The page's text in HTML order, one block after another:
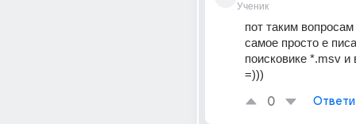
Ученик
пот таким
самое просто е
поисковике *.msv и
=)))
0